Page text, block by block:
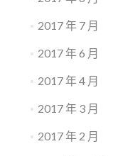
2017 年 7 月
2017 年 6 月
2017 年 4 月
2017 年 3 月
2017 年 2 月